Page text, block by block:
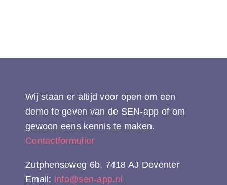
Wij staan er altijd voor open om een
demo te geven van de SEN-app of om
gewoon eens kennis te maken.
Contactformulier
Zutphenseweg 6b, 7418 AJ Deventer
Email: info@sen-app.nl